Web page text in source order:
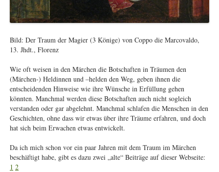
Bild: Der Traum der Magier (3 Könige) von Coppo die Marcovaldo,
13. Jhdt., Florenz
Wie oft weisen in den Märchen die Botschaften in Träumen den
(Märchen-) Heldinnen und –helden den Weg, geben ihnen die
entscheidenden Hinweise wie ihre Wünsche in Erfüllung gehen
könnten. Manchmal werden diese Botschaften auch nicht sogleich
verstanden oder gar abgelehnt. Manchmal schlafen die Menschen in den
Geschichten, ohne dass wir etwas über ihre Träume erfahren, und doch
hat sich beim Erwachen etwas entwickelt.
Da ich mich schon vor ein paar Jahren mit dem Traum im Märchen
beschäftigt habe, gibt es dazu zwei „alte“ Beiträge auf dieser Webseite:
1 2